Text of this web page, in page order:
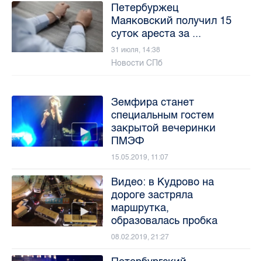
Петербуржец
Маяковский получил 15
суток ареста за ...
31 июля, 14:38
Новости СПб
Земфира станет
специальным гостем
закрытой вечеринки
ПМЭФ
15.05.2019, 11:07
Видео: в Кудрово на
дороге застряла
маршрутка,
образовалась пробка
08.02.2019, 21:27